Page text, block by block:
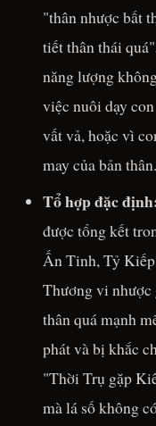
"thân nhược bất
tiết thân thái
năng lượng
việc nuôi dạy
vất vả, hoặc vì
may của bản thân.
Tổ hợp đặc
được tổng kết
Ấn Tinh, Tỷ
Thương vi nhược
thân quá mạnh
phát và bị khắc
"Thời Trụ gặp
mà lá số không